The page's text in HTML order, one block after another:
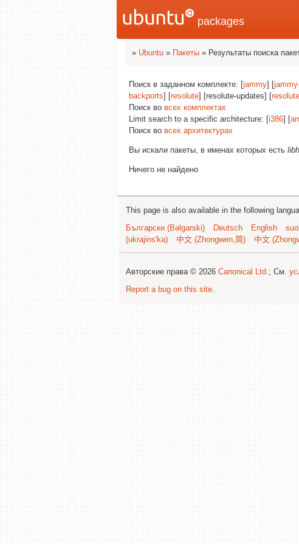
packages
» Ubuntu » Пакеты » Результаты поиска
Поиск в заданном комплекте: [jammy] [
backports] [resolute] [resolute-updates] [
Поиск во всех комплектах
Limit search to a specific architecture: [i386] [
Поиск во всех архитектурах
Вы искали пакеты, в именах которых есть
Ничего не найдено
This page is also available in the following
Български (Bəlgarski)
Deutsch English
(ukrajins'ka)
中文 (Zhongwen,简) 中文
Авторские права © 2026 Canonical Ltd.; См.
Report a bug on this site.